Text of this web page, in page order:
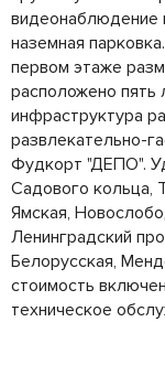
видеонаблюдение
наземная
первом этаже
расположено пять
инфраструктура
развлекательно-
Фудкорт "ДЕПО".
Садового кольца,
Ямская,
Ленинградский
Белорусская,
стоимость
техническое